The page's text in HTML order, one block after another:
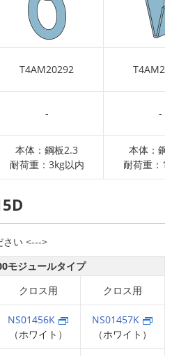
T4AM20292
- -
本体：鋼板2.3
耐荷重：3kg以内
本体：鋼
耐荷重：
モジュールタイプ
クロス用 クロス用
NS01456K
（ホワイト）
NS01457K
（ホワイト）